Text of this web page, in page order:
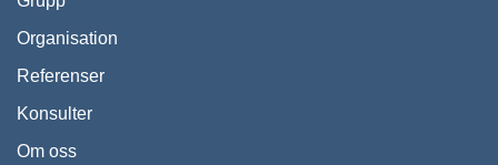
Organisation
Referenser
Konsulter
Om oss